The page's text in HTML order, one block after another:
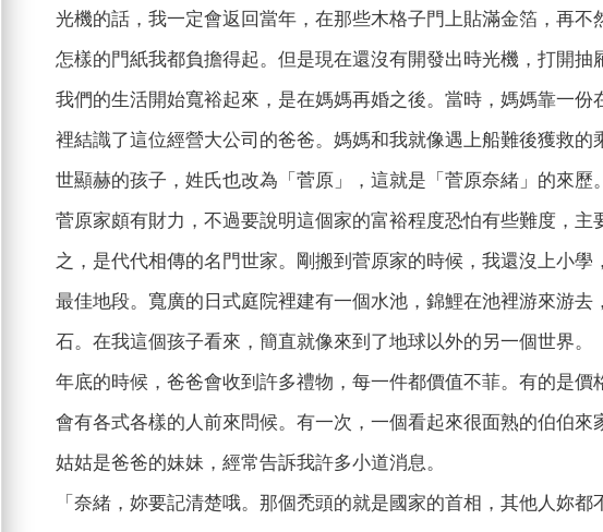
光機的話，我一定會返回當年，在那些木格子門上貼滿金箔，再
怎樣的門紙我都負擔得起。但是現在還沒有開發出時光機，打開抽
我們的生活開始寬裕起來，是在媽媽再婚之後。當時，媽媽靠一
裡結識了這位經營大公司的爸爸。媽媽和我就像遇上船難後獲救
世顯赫的孩子，姓氏也改為「菅原」，這就是「菅原奈緒」的來歷。
菅原家頗有財力，不過要說明這個家的富裕程度恐怕有些難度，
之，是代代相傳的名門世家。剛搬到菅原家的時候，我還沒上小
最佳地段。寬廣的日式庭院裡建有一個水池，錦鯉在池裡游來游
石。在我這個孩子看來，簡直就像來到了地球以外的另一個世界。
年底的時候，爸爸會收到許多禮物，每一件都價值不菲。有的是
會有各式各樣的人前來問候。有一次，一個看起來很面熟的伯伯
姑姑是爸爸的妹妹，經常告訴我許多小道消息。
「奈緒，妳要記清楚哦。那個禿頭的就是國家的首相，其他人妳